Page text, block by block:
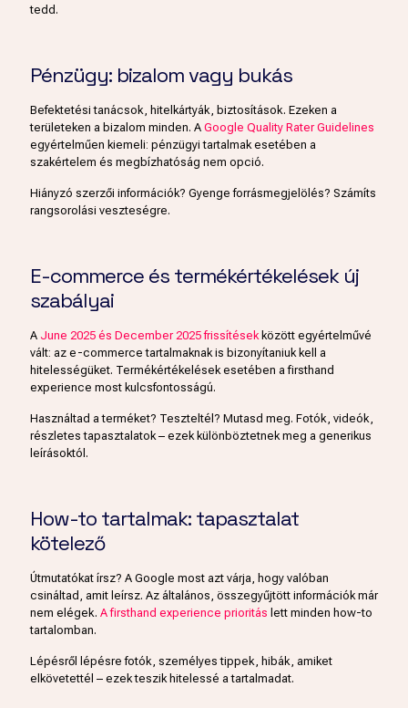
tedd.
Pénzügy: bizalom vagy bukás
Befektetési tanácsok, hitelkártyák, biztosítások. Ezeken a
területeken a bizalom minden. A Google Quality Rater Guidelines
egyértelműen kiemeli: pénzügyi tartalmak esetében a
szakértelem és megbízhatóság nem opció.
Hiányzó szerzői információk? Gyenge forrásmegjelölés? Számíts
rangsorolási veszteségre.
E-commerce és termékértékelések új
szabályai
A June 2025 és December 2025 frissítésekközött egyértelművé
vált: az e-commerce tartalmaknak is bizonyítaniuk kell a
hitelességüket. Termékértékelések esetében a firsthand
experience most kulcsfontosságú.
Használtad a terméket? Teszteltél? Mutasd meg. Fotók, videók,
részletes tapasztalatok – ezek különböztetnek meg a generikus
leírásoktól.
How-to tartalmak: tapasztalat
kötelező
Útmutatókat írsz? A Google most azt várja, hogy valóban
csináltad, amit leírsz. Az általános, összegyűjtött információk már
nem elégek. A firsthand experience prioritás lett minden how-to
tartalomban.
Lépésről lépésre fotók, személyes tippek, hibák, amiket
elkövetettél – ezek teszik hitelessé a tartalmadat.